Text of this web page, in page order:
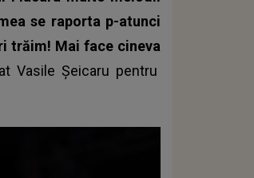
se raporta p-atunci
trăim! Mai face cineva
Vasile Șeicaru pentru